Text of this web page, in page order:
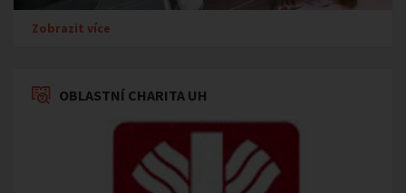
Zobrazit více
OBLASTNÍ CHARITA UH